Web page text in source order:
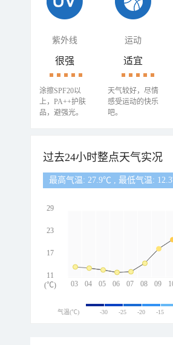
紫外线 运动
很强
涂擦SPF20以
上，PA++护肤
品，避强光。
适宜
天气较好，尽情
感受运动的快乐
吧。
过去24小时整点天气实况
最高气温: 27.9℃ , 最低气温:
03 04 05 06 07 08 09
29
23
17
11
(℃)
气温(℃) -30 -25 -20 -15